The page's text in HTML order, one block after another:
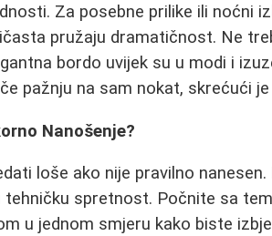
Za posebne prilike ili noćni
pružaju dramatičnost. Ne
bordo uvijek su u modi i
pažnju na sam nokat, skrećući
Nanošenje?
loše ako nije pravilno nanesen.
spretnost. Počnite sa
u jednom smjeru kako biste